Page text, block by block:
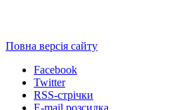
Повна версія сайту
Facebook
Twitter
RSS-стрічки